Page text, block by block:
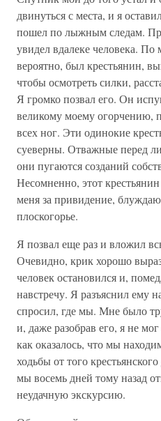
двинуться с места, и я
пошел по лыжным следам.
увидел вдалеке человека.
вероятно, был крестьянин,
чтобы осмотреть силки,
Я громко позвал его. Он
великому моему огорчению,
всех ног. Эти одинокие
суеверны. Отважные перед
они пугаются созданий
Несомненно, этот
меня за привидение,
плоскогорье.
Я позвал еще раз и вложил
Очевидно, крик хорошо
человек остановился и,
навстречу. Я разъяснил ему
спросил, где мы. Мне было
и, даже разобрав его, я не
как оказалось, что мы
ходьбы от того
мы восемь дней тому назад
неудачную экскурсию.